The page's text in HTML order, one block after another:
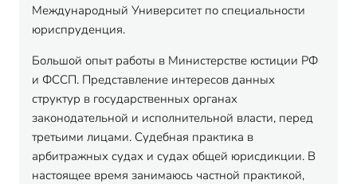
Международный Университет по специальности
юриспруденция.
Большой опыт работы в Министерстве юстиции РФ
и ФССП. Представление интересов данных
структур в государственных органах
законодательной и исполнительной власти, перед
третьими лицами. Судебная практика в
арбитражных судах и судах общей юрисдикции. В
настоящее время занимаюсь частной практикой,